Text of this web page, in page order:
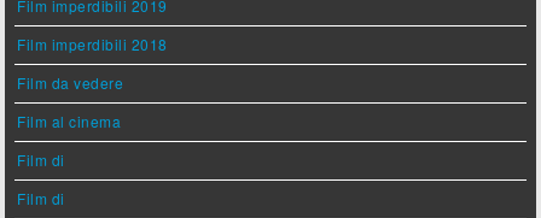
Film imperdibili 2019
Film imperdibili 2018
Film da vedere
Film al cinema
Film di
Film di